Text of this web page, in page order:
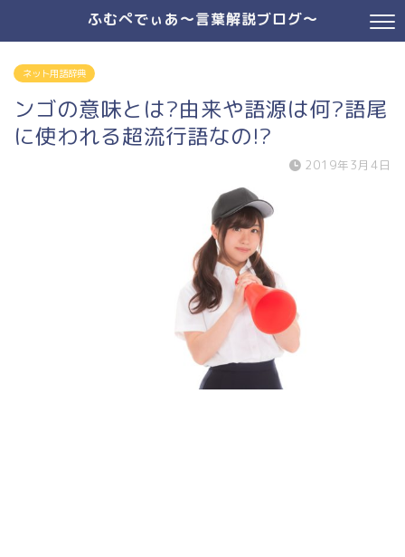
ふむぺでぃあ～言葉解説ブログ～
ネット用語辞典
ンゴの意味とは?由来や語源は何?語尾
に使われる超流行語なの!?
2019年3月4日